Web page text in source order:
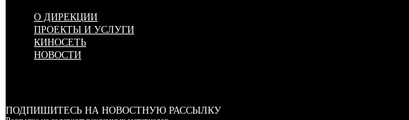
О ДИРЕКЦИИ
ПРОЕКТЫ И УСЛУГИ
КИНОСЕТЬ
НОВОСТИ
ПОДПИШИТЕСЬ НА НОВОСТНУЮ РАССЫЛКУ